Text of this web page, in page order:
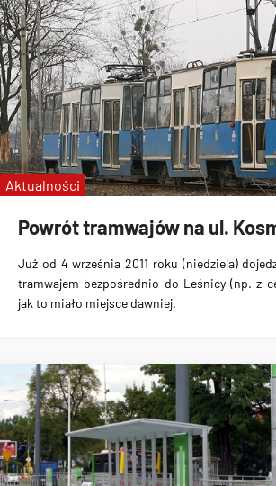
Powrót tramwajów na ul.
Już od 4 września 2011 roku (niedziela)
tramwajem bezpośrednio do Leśnicy (np. z
jak to miało miejsce dawniej.
Aktualności